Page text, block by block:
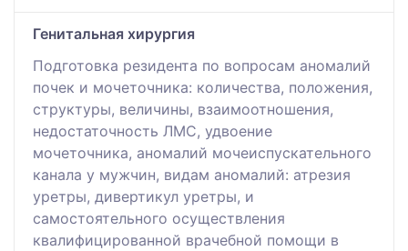
Генитальная хирургия
Подготовка резидента по вопросам аномалий
почек и мочеточника: количества, положения,
структуры, величины, взаимоотношения,
недостаточность ЛМС, удвоение
мочеточника, аномалий мочеиспускательного
канала у мужчин, видам аномалий: атрезия
уретры, дивертикул уретры, и
самостоятельного осуществления
квалифицированной врачебной помощи в